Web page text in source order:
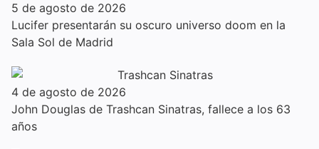
5 de agosto de 2026
Lucifer presentarán su oscuro universo doom en la
Sala Sol de Madrid
4 de agosto de 2026
John Douglas de Trashcan Sinatras, fallece a los 63
años